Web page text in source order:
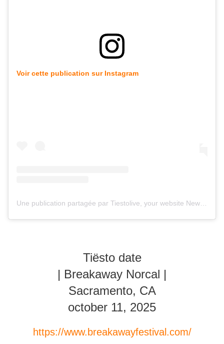
Voir cette publication sur Instagram
Tiësto date
| Breakaway Norcal |
Sacramento, CA
october 11, 2025
https://www.breakawayfestival.com/